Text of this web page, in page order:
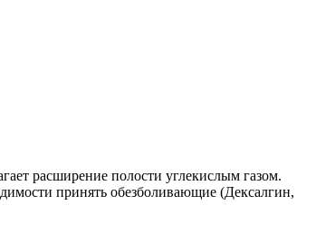
расширение полости углекислым газом.
принять обезболивающие (Дексалгин,